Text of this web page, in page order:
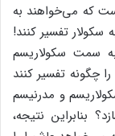
که می‌خواهند به
سکولار تفسیر کنند!
سمت سکولاریسم
چگونه تفسیر کنند
و مدرنیسم
بنابراین نتیجه،